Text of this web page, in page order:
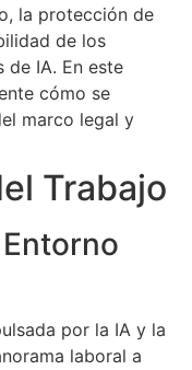
la protección de
de los
de IA. En este
cómo se
marco legal y
Trabajo
por la IA y la
laboral a